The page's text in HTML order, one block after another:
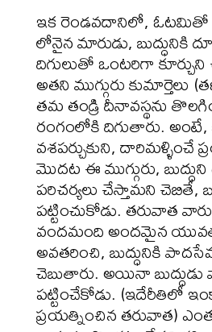
ఇక రెండవదానిలో, ఓటమితో
లోనైన మారుడు, బుద్ధునికి
దిగులుతో ఒంటరిగా కూర్చుని
అతని ముగ్గురు
తమ తండ్రి దీనావస్థను
రంగంలోకి దిగుతారు. అంటే,
వశపర్చుకుని, దారిమళ్ళించే
మొదట ఈ ముగ్గురు, బుద్ధుని
పరిచర్యలు చేస్తామని చెబితే,
పట్టించుకోడు. తరువాత
వందమంది అందమైన
అవతరించి, బుద్ధునికి
చెబుతారు. అయినా
పట్టించేకోడు. (ఇదేరీతిలో
ప్రయత్నించిన తరువాత)